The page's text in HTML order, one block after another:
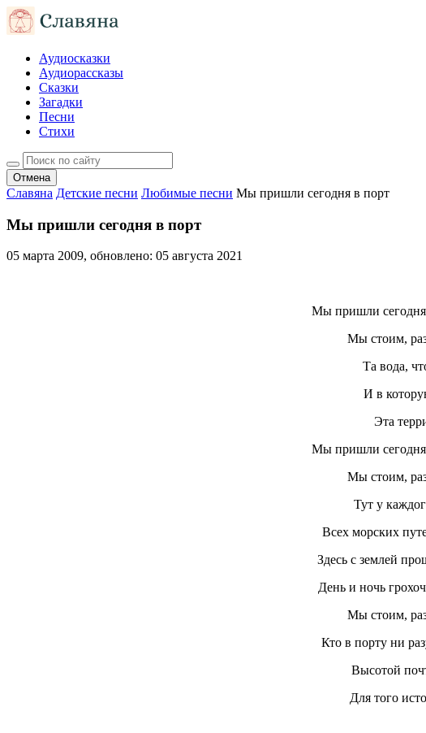
Аудиосказки
Аудиорассказы
Сказки
Загадки
Песни
Стихи
Отмена
Славяна Детские песни Любимые песни Мы пришли сегодня в порт
Мы пришли сегодня в порт
05 марта 2009, обновлено: 05 августа 2021
Мы пришли сегодня
Мы стоим,
Та вода,
И в
Эта
Мы пришли сегодня
Мы стоим,
Тут у
Всех морских
Здесь с землей
День и ночь
Мы стоим,
Кто в порту ни
Высотой
Для того